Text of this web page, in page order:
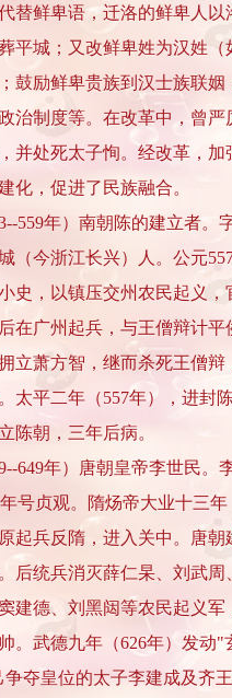
替鲜卑语，迁洛的鲜卑人以
平城；又改鲜卑姓为汉姓（
鼓励鲜卑贵族到汉士族联姻
治制度等。在改革中，曾严
并处死太子恂。经改革，加
化，促进了民族融合。
年）南朝陈的建立者。
（今浙江长兴）人。公元
史，以镇压交州农民起义，
在广州起兵，与王僧辩计平
立萧方智，继而杀死王僧辩
太平二年（557年），进封
陈朝，三年后病。
年）唐朝皇帝李世民。
号贞观。隋炀帝大业十三年
起兵反隋，进入关中。唐朝
后统兵消灭薛仁杲、刘武周
建德、刘黑闼等农民起义军
。武德九年（626年）发动"
夺皇位的太子李建成及齐王